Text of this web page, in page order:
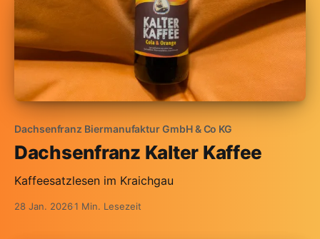
Dachsenfranz Biermanufaktur GmbH & Co KG
Dachsenfranz Kalter Kaffee
Kaffeesatzlesen im Kraichgau
28 Jan. 20261 Min. Lesezeit